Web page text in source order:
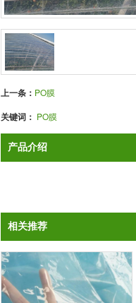
上一条： PO膜
关键词： PO膜
产品介绍
相关推荐